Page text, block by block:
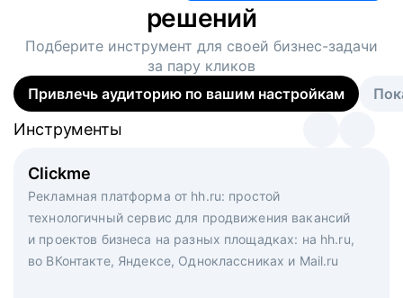
решений
Подберите инструмент для своей бизнес-задачи
за пару кликов
Привлечь аудиторию по вашим настройкам
Clickme
Рекламная платформа от hh.ru: простой
технологичный сервис для продвижения вакансий
и проектов бизнеса на разных площадках: на hh.ru,
во ВКонтакте, Яндексе, Одноклассниках и Mail.ru
Инструменты
Вакансия дня
Рекламный формат для вакансий на главной странице
hh.ru. Увеличивает количество откликов
Инструменты
Массовый подбор под ключ. Решите, сколько
кандидатов и когда вам нужно, и за дело возьмутся
маркетологи, рекрутеры и проектные менеджеры
hh.ru с целым набором digital-инструментов
Инструменты